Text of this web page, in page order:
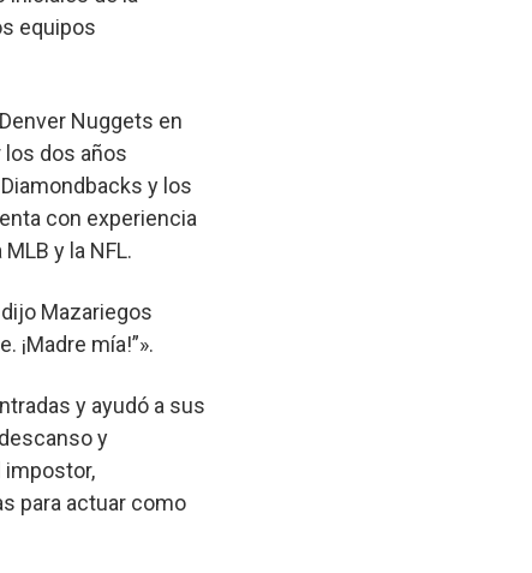
equipos
Nuggets en
los dos años
y los
con experiencia
y la NFL.
Mazariegos
¡Madre mía!”».
y ayudó a sus
y
impostor,
para actuar como